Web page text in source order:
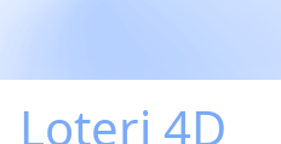
Loteri 4D